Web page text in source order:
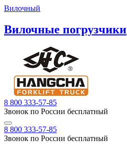
Вилочный
Вилочные погрузчики
8 800 333-57-85
Звонок по России бесплатный
8 800 333-57-85
Звонок по России бесплатный